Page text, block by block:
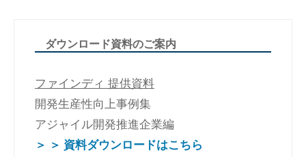
ダウンロード資料のご案内
ファインディ 提供資料
開発生産性向上事例集
アジャイル開発推進企業編
＞ ＞ 資料ダウンロードはこちら